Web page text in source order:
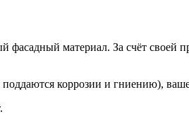
фасадный материал. За счёт своей
коррозии и гниению),